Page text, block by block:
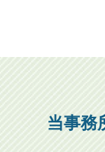
当事務